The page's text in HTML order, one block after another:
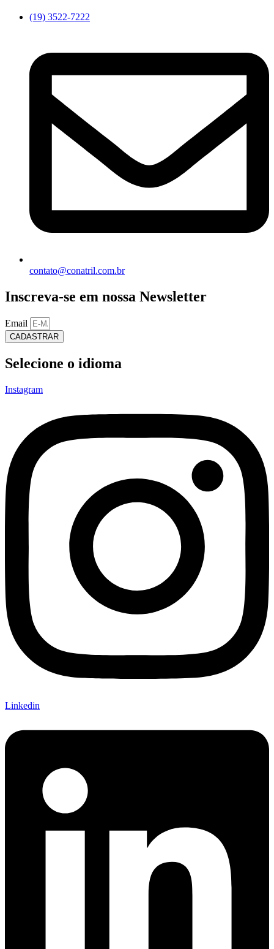
(19) 3522-7222
contato@conatril.com.br
Inscreva-se em nossa Newsletter
Email
CADASTRAR
Selecione o idioma
Instagram
Linkedin